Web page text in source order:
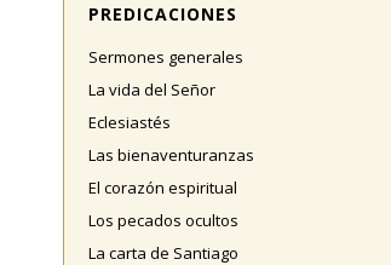
PREDICACIONES
Sermones generales
La vida del Señor
Eclesiastés
Las bienaventuranzas
El corazón espiritual
Los pecados ocultos
La carta de Santiago